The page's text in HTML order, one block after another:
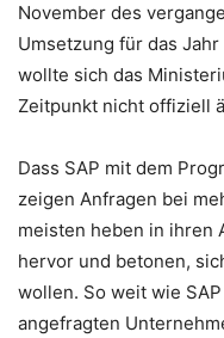
November des
Umsetzung für das
wollte sich das
Zeitpunkt nicht offiziell
Dass SAP mit dem
zeigen Anfragen bei
meisten heben in ihren
hervor und betonen,
wollen. So weit wie
angefragten